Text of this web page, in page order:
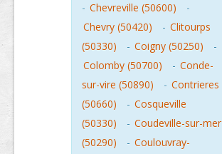
- Chevreville (50600)
-
Chevry (50420)
- Clitourps
(50330)
- Coigny (50250)
-
Colomby (50700)
- Conde-
sur-vire (50890)
- Contrieres
(50660)
- Cosqueville
(50330)
- Coudeville-sur-mer
(50290)
- Coulouvray-